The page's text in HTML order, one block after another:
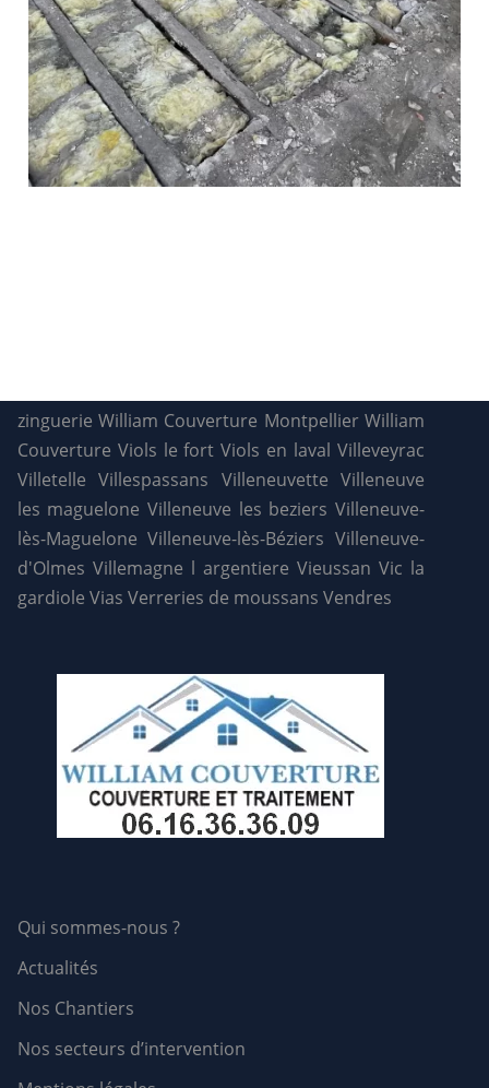
zinguerie William Couverture Montpellier William
Couverture Viols le fort Viols en laval Villeveyrac
Villetelle Villespassans Villeneuvette Villeneuve
les maguelone Villeneuve les beziers Villeneuve-
lès-Maguelone Villeneuve-lès-Béziers Villeneuve-
d'Olmes Villemagne l argentiere Vieussan Vic la
gardiole Vias Verreries de moussans Vendres
Qui sommes-nous ?
Actualités
Nos Chantiers
Nos secteurs d’intervention